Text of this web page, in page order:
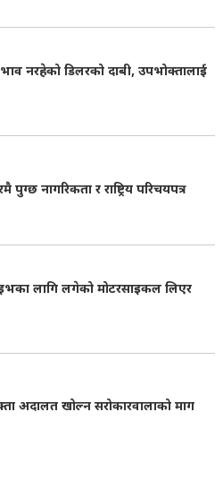
नरहेको डिलरको दाबी, उपभोक्तालाई
नागरिकता र राष्ट्रिय परिचयपत्र
लागि लगेको मोटरसाइकल लिएर
अदालत खोल्न सरोकारवालाको माग